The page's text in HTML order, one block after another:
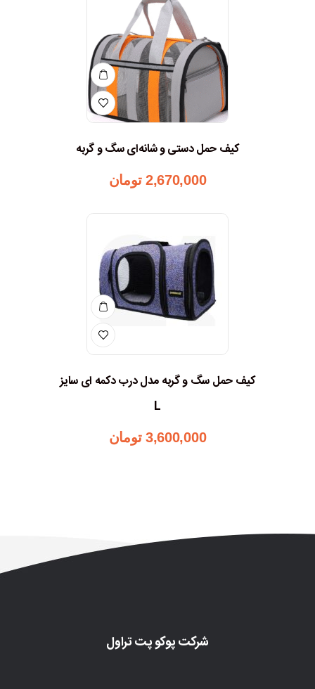
کیف حمل دستی و شانه‌ای سگ و گربه
2,670,000 تومان
کیف حمل سگ و گربه مدل درب دکمه ای سایز
L
3,600,000 تومان
شرکت پوکو پت تراول